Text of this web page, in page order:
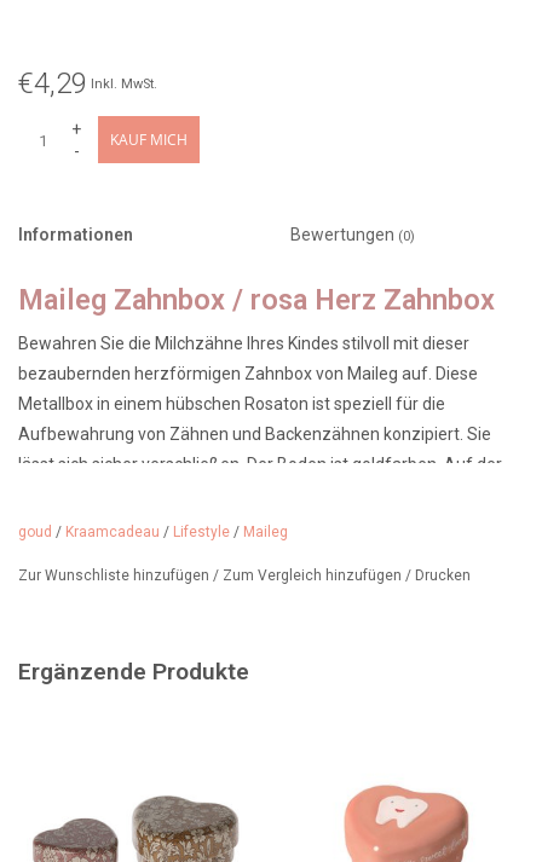
€4,29 Inkl. MwSt.
+
-
KAUF MICH
Informationen Bewertungen (0)
Maileg Zahnbox / rosa Herz Zahnbox
Bewahren Sie die Milchzähne Ihres Kindes stilvoll mit dieser
bezaubernden herzförmigen Zahnbox von Maileg auf. Diese
Metallbox in einem hübschen Rosaton ist speziell für die
Aufbewahrung von Zähnen und Backenzähnen konzipiert. Sie
lässt sich sicher verschließen. Der Boden ist goldfarben. Auf der
Die Box besticht durch ihr auffälliges Motiv mit einem Milchzahn
auf dem Deckel, der ihren Zweck deutlich verdeutlicht. Schön und
Material: Metall
goud / Kraamcadeau / Lifestyle / Maileg
Zur Wunschliste hinzufügen / Zum Vergleich hinzufügen / Drucken
Ergänzende Produkte